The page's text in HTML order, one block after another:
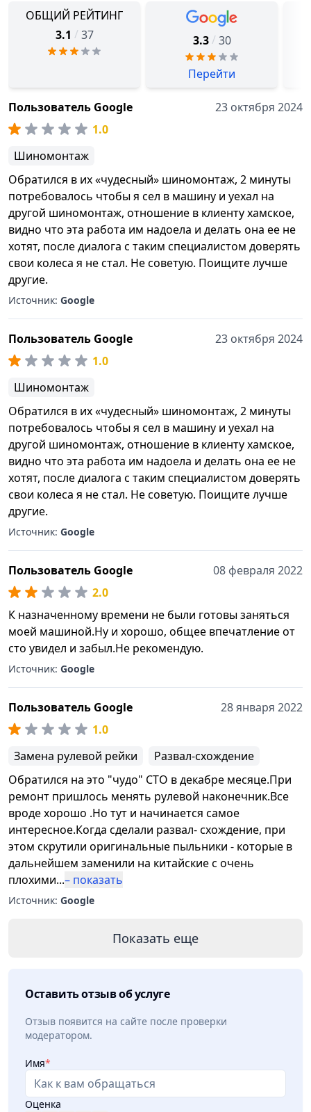
ОБЩИЙ РЕЙТИНГ
3.1 / 37 3.3 / 30
Перейти
Пользователь Google
23 октября 2024
1.0
Шиномонтаж
Обратился в их «чудесный» шиномонтаж, 2 минуты
потребовалось чтобы я сел в машину и уехал на
другой шиномонтаж, отношение в клиенту хамское,
видно что эта работа им надоела и делать она ее не
хотят, после диалога с таким специалистом доверять
свои колеса я не стал. Не советую. Поищите лучше
другие.
Источник: Google
Пользователь Google
23 октября 2024
1.0
Шиномонтаж
Обратился в их «чудесный» шиномонтаж, 2 минуты
потребовалось чтобы я сел в машину и уехал на
другой шиномонтаж, отношение в клиенту хамское,
видно что эта работа им надоела и делать она ее не
хотят, после диалога с таким специалистом доверять
свои колеса я не стал. Не советую. Поищите лучше
другие.
Источник: Google
Пользователь Google
08 февраля 2022
2.0
К назначенному времени не были готовы заняться
моей машиной.Ну и хорошо, общее впечатление от
сто увидел и забыл.Не рекомендую.
Источник: Google
Пользователь Google
28 января 2022
1.0
Замена рулевой рейки
Развал-схождение
Обратился на это "чудо" СТО в декабре месяце.При
ремонт пришлось менять рулевой наконечник.Все
вроде хорошо .Но тут и начинается самое
интересное.Когда сделали развал- схождение, при
этом скрутили оригинальные пыльники - которые в
дальнейшем заменили на китайские с очень
плохими...– показать
Источник: Google
Показать еще
Оставить отзыв об услуге
Отзыв появится на сайте после проверки
модератором.
Имя*
Оценка